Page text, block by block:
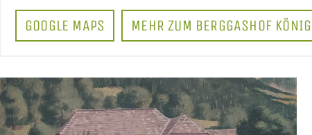
GOOGLE MAPS MEHR ZUM BERGGASHOF KÖNIG